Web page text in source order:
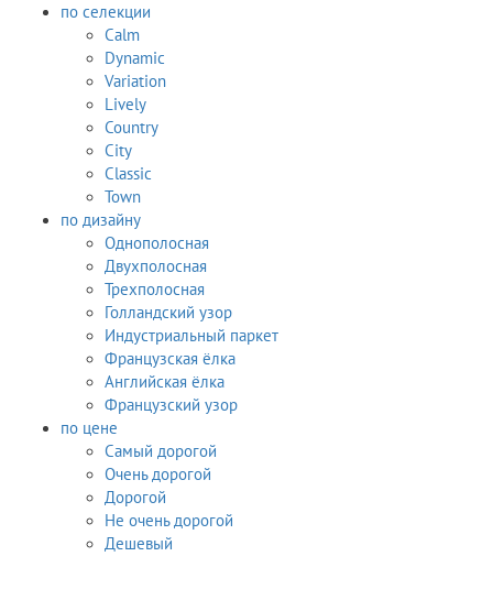
по селекции
Calm
Dynamic
Variation
Lively
Country
City
Classic
Town
по дизайну
Однополосная
Двухполосная
Трехполосная
Голландский узор
Индустриальный паркет
Французская ёлка
Английская ёлка
Французский узор
по цене
Самый дорогой
Очень дорогой
Дорогой
Не очень дорогой
Дешевый